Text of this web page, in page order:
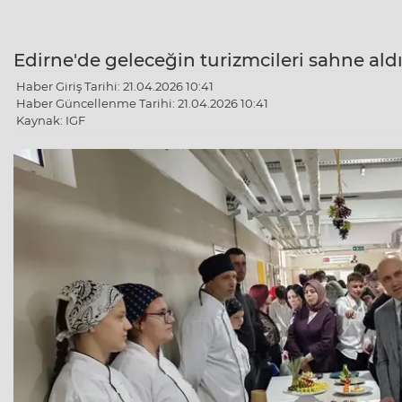
Edirne'de geleceğin turizmcileri sahne aldı
Haber Giriş Tarihi: 21.04.2026 10:41
Haber Güncellenme Tarihi: 21.04.2026 10:41
Kaynak: IGF